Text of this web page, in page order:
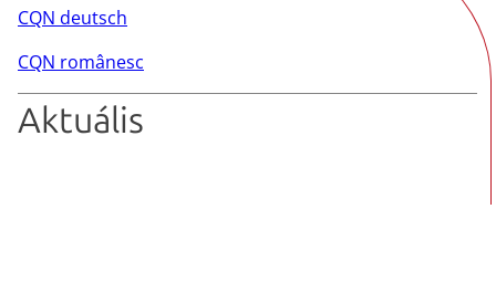
CQN deutsch
CQN românesc
Aktuális